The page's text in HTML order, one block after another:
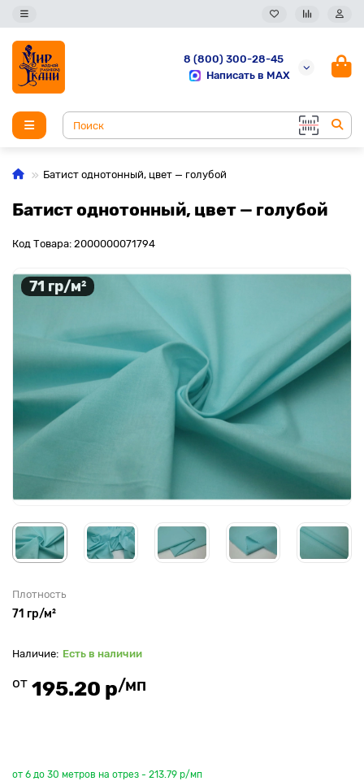
8 (800) 300-28-45
Написать в MAX
Батист однотонный, цвет — голубой
Батист однотонный, цвет — голубой
Код Товара: 2000000071794
71 гр/м²
Плотность
71 гр/м²
Есть в наличии
от 195.20 р/мп
от 6 до 30 метров на отрез - 213.79 р/мп